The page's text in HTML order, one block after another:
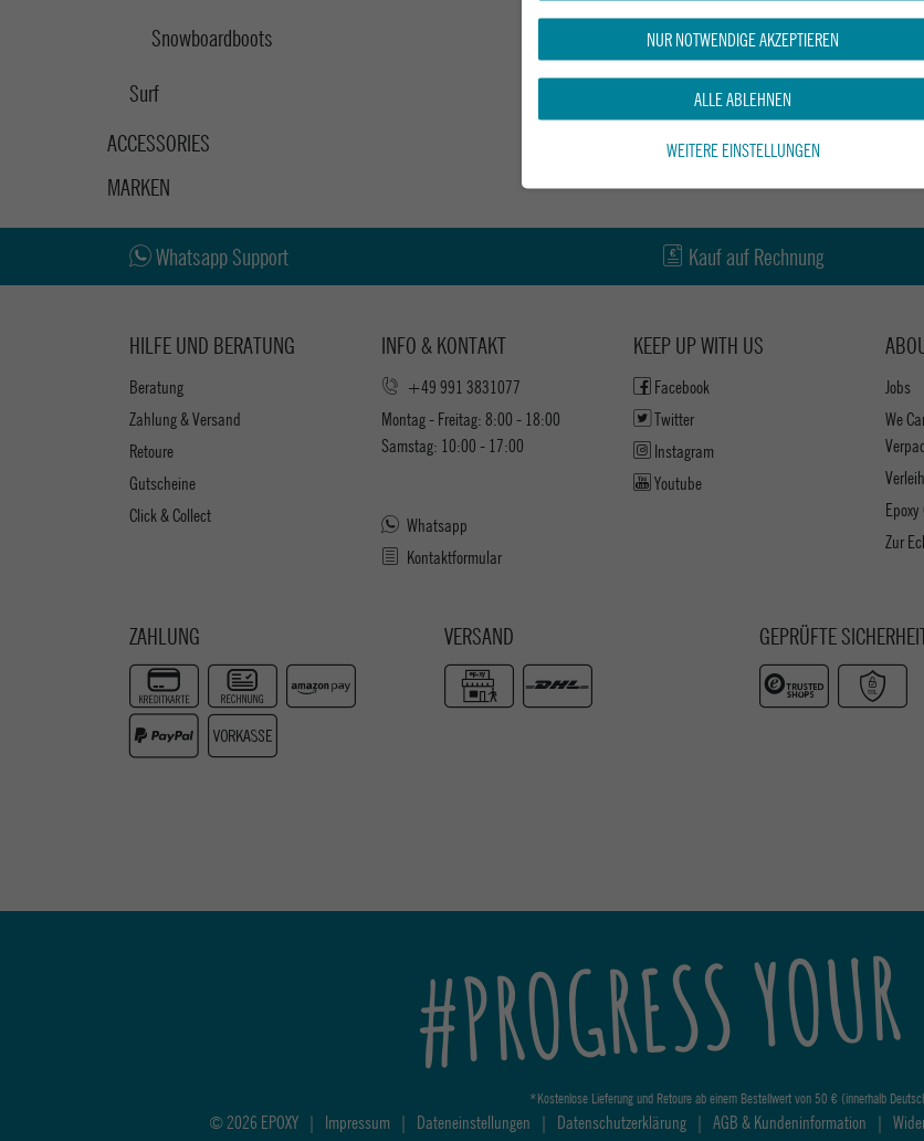
Snowboardboots
Surf
ACCESSORIES
MARKEN
Whatsapp Support Kauf auf Rechnung
HILFE UND BERATUNG
Beratung
Zahlung & Versand
Retoure
Gutscheine
Click & Collect
INFO & KONTAKT
+49 991 3831077
Montag - Freitag: 8:00 - 18:00
Samstag: 10:00 - 17:00
Whatsapp
Kontaktformular
Jobs
We
Verleih
Zur
KEEP UP WITH US
Facebook
Twitter
Instagram
Youtube
ZAHLUNG VERSAND GEPRÜFTE
#PROGRESS
*Kostenlose Lieferung und Retoure ab einem Bestellwert von 50 € (innerhalb
© 2026 EPOXY | Impressum | Dateneinstellungen | Datenschutzerklärung | AGB & Kundeninformation |
NUR NOTWENDIGE AKZEPTIEREN
ALLE ABLEHNEN
WEITERE EINSTELLUNGEN